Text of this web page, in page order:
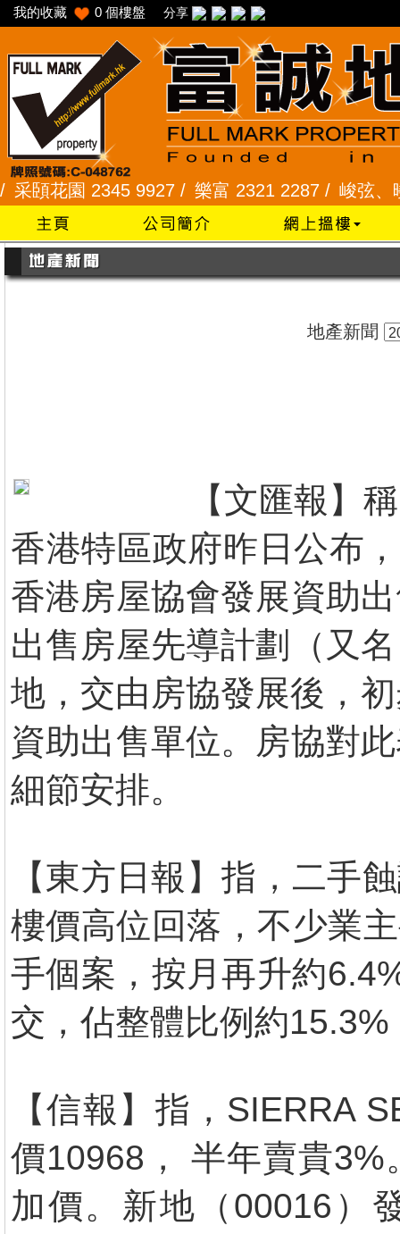
我的收藏 0 個樓盤 分享
花園 2345 9927 /樂富 2321 2287 /峻弦、曉暉
地產新聞
【文匯報】
香港特區政府昨日公布
香港房屋協會發展資助
出售房屋先導計劃（又
地，交由房協發展後，
資助出售單位。房協對
細節安排。
【東方日報】指，二手
樓價高位回落，不少業
手個案，按月再升約
交，佔整體比例約
【信報】指，SIERRA
價10968， 半年賣貴
加價。新地（00016）